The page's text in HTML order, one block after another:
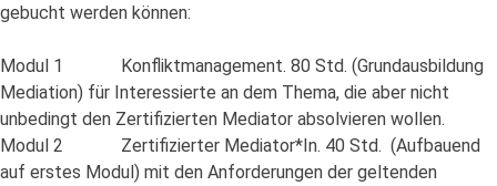
gebucht werden können:
Modul 1 Konfliktmanagement. 80 Std. (Grundausbildung
Mediation) für Interessierte an dem Thema, die aber nicht
unbedingt den Zertifizierten Mediator absolvieren wollen.
Modul 2 Zertifizierter Mediator*In. 40 Std. (Aufbauend
auf erstes Modul) mit den Anforderungen der geltenden